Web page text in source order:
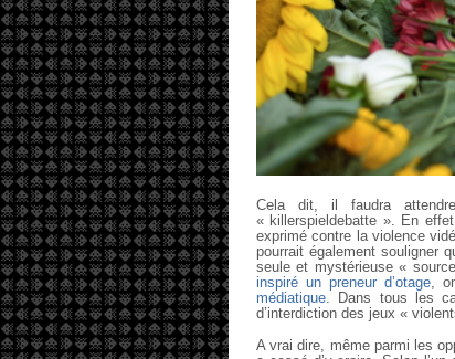
Cela dit, il faudra
« killerspieldebatte ». En
exprimé contre la violence
pourrait également souligner
seule et mystérieuse «
inspiré un preneur d’otage,
médiatique. Dans tous les
d’interdiction des jeux «
A vrai dire, même parmi les